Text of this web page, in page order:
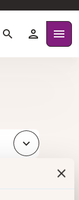
ZoekenMijn
Sluit e4664f8a-
Sluit